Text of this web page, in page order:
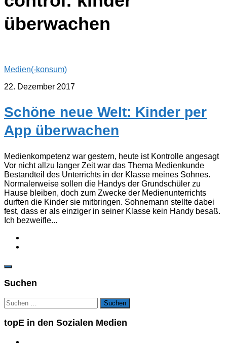
überwachen
Medien(-konsum)
22. Dezember 2017
Schöne neue Welt: Kinder per
App überwachen
Medienkompetenz war gestern, heute ist Kontrolle angesagt
Vor nicht allzu langer Zeit war das Thema Medienkunde
Bestandteil des Unterrichts in der Klasse meines Sohnes.
Normalerweise sollen die Handys der Grundschüler zu
Hause bleiben, doch zum Zwecke der Medienunterrichts
durften die Kinder sie mitbringen. Sohnemann stellte dabei
fest, dass er als einziger in seiner Klasse kein Handy besaß.
Ich bezweifle...
Suchen
Suchen
nach:
topE in den Sozialen Medien